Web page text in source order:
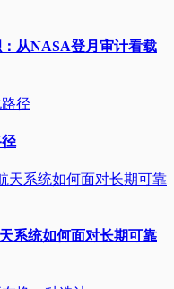
从NASA登月审计看载
系统如何面对长期可靠